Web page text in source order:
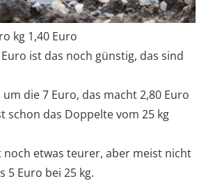
kg 1,40 Euro
ist das noch günstig, das sind
um die 7 Euro, das macht 2,80 Euro
schon das Doppelte vom 25 kg
etwas teurer, aber meist nicht
5 Euro bei 25 kg.